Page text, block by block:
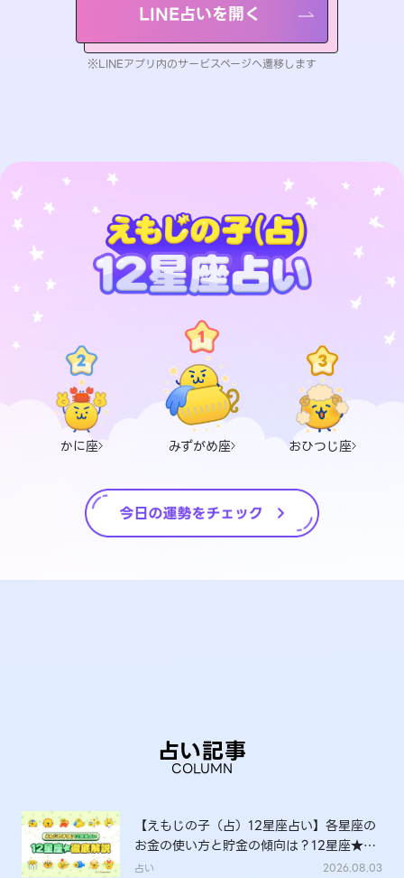
LINE占いを開く
※LINEアプリ内のサービスページへ遷移します
かに座 みずがめ座 おひつじ座
占い記事
COLUMN
【えもじの子（占）12星座占い】各星座の
お金の使い方と貯金の傾向は？12星座★徹
底解説
占い 2026.08.03